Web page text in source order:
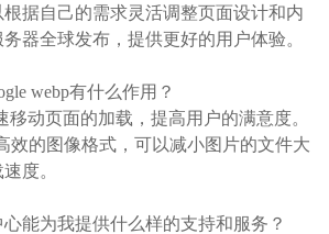
据自己的需求灵活调整页面设计和内
器全球发布，提供更好的用户体验。
webp有什么作用？
移动页面的加载，提高用户的满意度。
效的图像格式，可以减小图片的文件大
度。
能为我提供什么样的支持和服务？